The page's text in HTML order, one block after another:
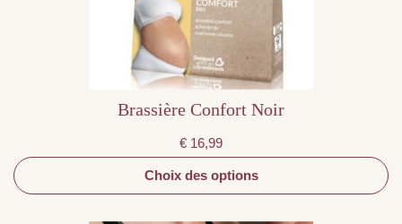
Brassière Confort Noir
€ 16,99
Choix des options
sur
la
page
produit